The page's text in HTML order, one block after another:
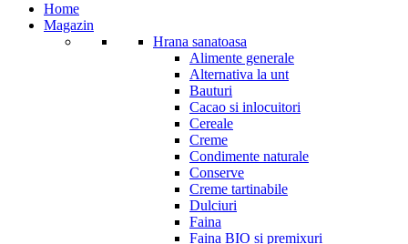
Home
Magazin
Hrana sanatoasa
Alimente generale
Alternativa la unt
Bauturi
Cacao si inlocuitori
Cereale
Creme
Condimente naturale
Conserve
Creme tartinabile
Dulciuri
Faina
Faina BIO si premixuri